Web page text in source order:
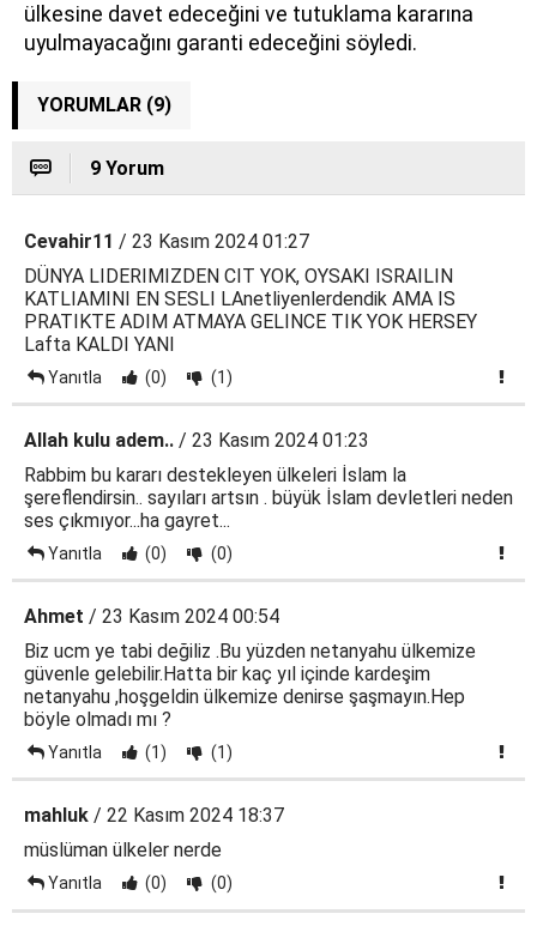
ülkesine davet edeceğini ve tutuklama kararına
uyulmayacağını garanti edeceğini söyledi.
YORUMLAR (9)
9 Yorum
Cevahir11 / 23 Kasım 2024 01:27
DÜNYA LIDERIMIZDEN CIT YOK, OYSAKI ISRAILIN
KATLIAMINI EN SESLI LAnetliyenlerdendik AMA IS
PRATIKTE ADIM ATMAYA GELINCE TIK YOK HERSEY
Lafta KALDI YANI
Yanıtla (0) (1)
Allah kulu adem.. / 23 Kasım 2024 01:23
Rabbim bu kararı destekleyen ülkeleri İslam la
şereflendirsin.. sayıları artsın . büyük İslam devletleri neden
ses çıkmıyor...ha gayret...
Yanıtla (0) (0)
Ahmet / 23 Kasım 2024 00:54
Biz ucm ye tabi değiliz .Bu yüzden netanyahu ülkemize
güvenle gelebilir.Hatta bir kaç yıl içinde kardeşim
netanyahu ,hoşgeldin ülkemize denirse şaşmayın.Hep
böyle olmadı mı ?
Yanıtla (1) (1)
mahluk / 22 Kasım 2024 18:37
müslüman ülkeler nerde
Yanıtla (0) (0)